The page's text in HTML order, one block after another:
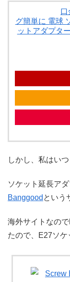
グ簡単に 電球
ットアダプタ
しかし、私はい
ソケット延長ア
Banggood という
海外サイトなの
たので、E27ソケ